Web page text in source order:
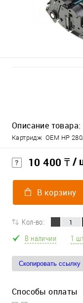
Описание товара:
Картридж ОЕM НР
10 400 ₸ /
В корзину
Кол-во:
В наличии
1
Скопировать ссылку
Способы оплаты